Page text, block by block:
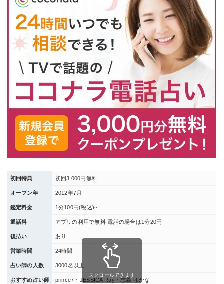
初回特典 初回3,000円無料
オープン年 2012年7月
鑑定料金 1分100円(税込)~
通話料 アプリの利用で無料 電話の場合は1分20円
後払い あり
営業時間 24時間
占い師の人数 3000名以上
おすすめ占い師 prince7・JESSICA Ray・志義 ゆかな
スクロールできます